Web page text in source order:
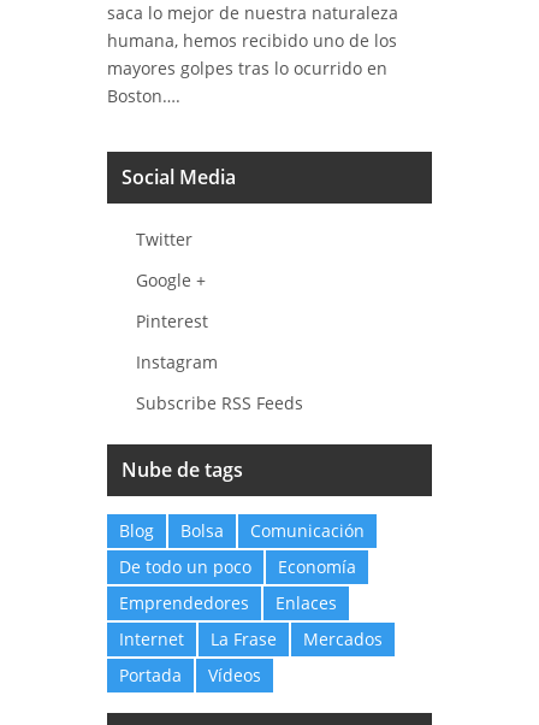
saca lo mejor de nuestra naturaleza
humana, hemos recibido uno de los
mayores golpes tras lo ocurrido en
Boston….
Social Media
Twitter
Google +
Pinterest
Instagram
Subscribe RSS Feeds
Nube de tags
Blog Bolsa
Comunicación
De todo un poco
Economía
Emprendedores
Enlaces
Internet
La Frase
Mercados
Portada
Vídeos